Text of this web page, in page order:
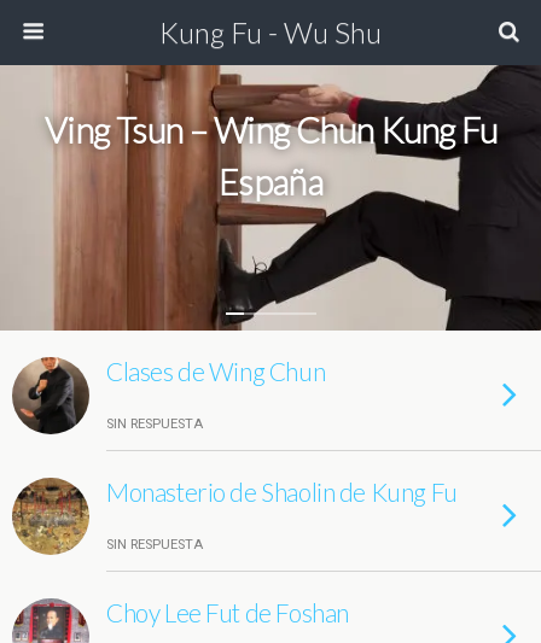
Kung Fu - Wu Shu
Ving Tsun – Wing Chun Kung Fu
España
Clases de Wing Chun
SIN RESPUESTA
Monasterio de Shaolin de Kung Fu
SIN RESPUESTA
Choy Lee Fut de Foshan